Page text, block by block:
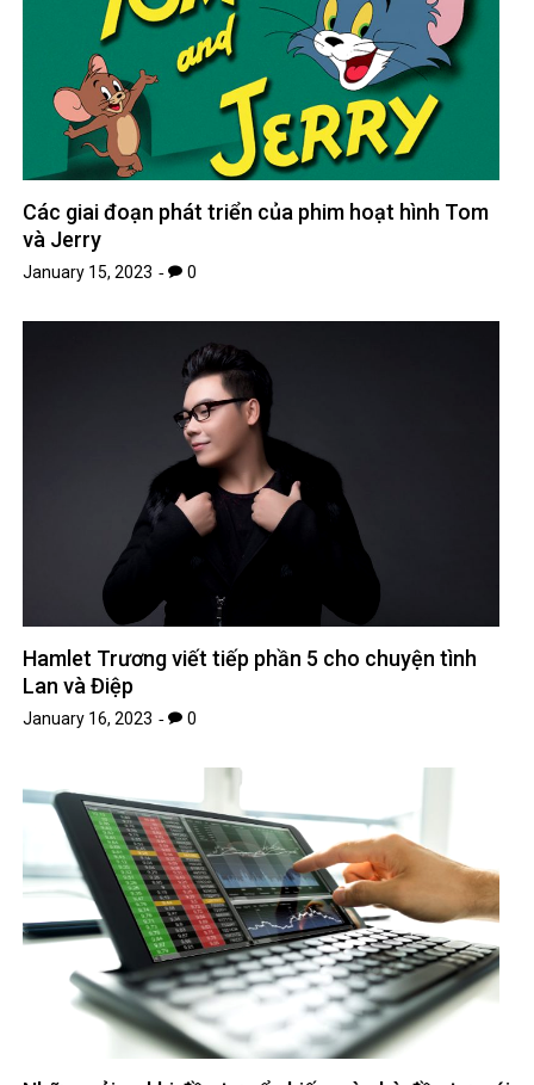
Các giai đoạn phát triển của phim hoạt hình Tom
và Jerry
January 15, 2023 0
Hamlet Trương viết tiếp phần 5 cho chuyện tình
Lan và Điệp
January 16, 2023 0